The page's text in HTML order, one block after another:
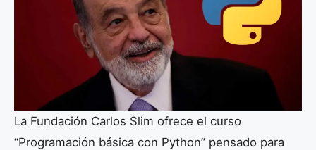
La Fundación Carlos Slim ofrece el curso
“Programación básica con Python” pensado para